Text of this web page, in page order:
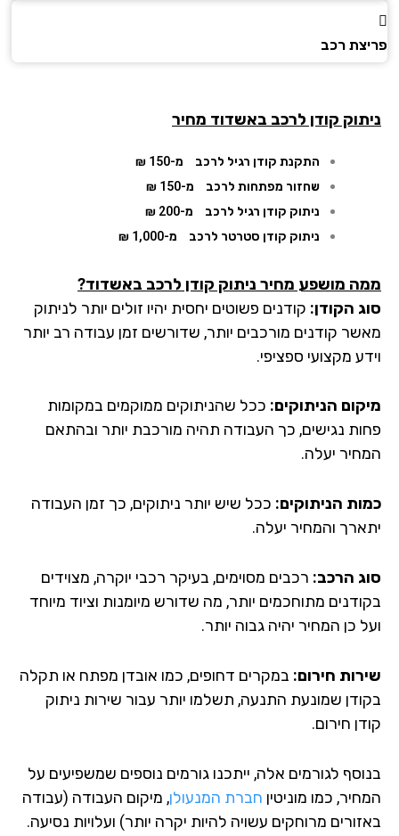
רכב
קודן לרכב באשדוד מחיר
התקנת קודן רגיל לרכב
מ-150 ₪
שחזור מפתחות לרכב
מ-150 ₪
ניתוק קודן רגיל לרכב
מ-200 ₪
ניתוק קודן סטרטר לרכב
מ-1,000 ₪
מושפע מחיר ניתוק קודן לרכב באשדוד?
הקודן:קודנים פשוטים יחסית יהיו זולים יותר לניתוק
קודנים מורכבים יותר, שדורשים זמן עבודה רב יותר
מקצועי ספציפי.
הניתוקים:ככל שהניתוקים ממוקמים במקומות
נגישים, כך העבודה תהיה מורכבת יותר ובהתאם
יעלה.
הניתוקים:ככל שיש יותר ניתוקים, כך זמן העבודה
והמחיר יעלה.
הרכב:רכבים מסוימים, בעיקר רכבי יוקרה, מצוידים
מתוחכמים יותר, מה שדורש מיומנות וציוד מיוחד
כן המחיר יהיה גבוה יותר.
חירום:במקרים דחופים, כמו אובדן מפתח או תקלה
שמונעת התנעה, תשלמו יותר עבור שירות ניתוק
חירום.
לגורמים אלה, ייתכנו גורמים נוספים שמשפיעים על
כמו מוניטיןחברת המנעולן, מיקום העבודה (עבודה
מרוחקים עשויה להיות יקרה יותר) ועלויות נסיעה.